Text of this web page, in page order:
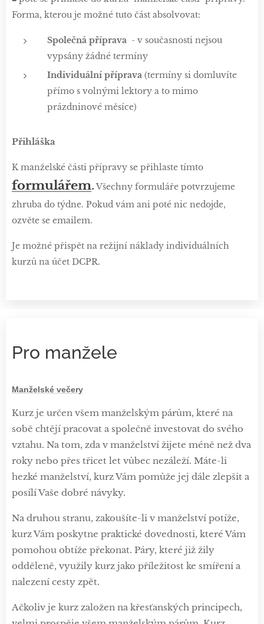
Forma, kterou je možné tuto část absolvovat:
Společná příprava - v současnosti nejsou
vypsány žádné termíny
Individuální příprava (termíny si domluvíte
přímo s volnými lektory a to mimo
prázdninové měsíce)
Přihláška
K manželské části přípravy se přihlaste tímto
formulářem.Všechny formuláře potvrzujeme
zhruba do týdne. Pokud vám ani poté nic nedojde,
ozvěte se emailem.
Je možné přispět na režijní náklady individuálních
kurzů na účet DCPR.
Pro manžele
Manželské večery
Kurz je určen všem manželským párům, které na
sobě chtějí pracovat a společně investovat do svého
vztahu. Na tom, zda v manželství žijete méně než dva
roky nebo přes třicet let vůbec nezáleží. Máte-li
hezké manželství, kurz Vám pomůže jej dále zlepšit a
posílí Vaše dobré návyky.
Na druhou stranu, zakoušíte-li v manželství potíže,
kurz Vám poskytne praktické dovednosti, které Vám
pomohou obtíže překonat. Páry, které již žily
odděleně, využily kurz jako příležitost ke smíření a
nalezení cesty zpět.
Ačkoliv je kurz založen na křesťanských principech,